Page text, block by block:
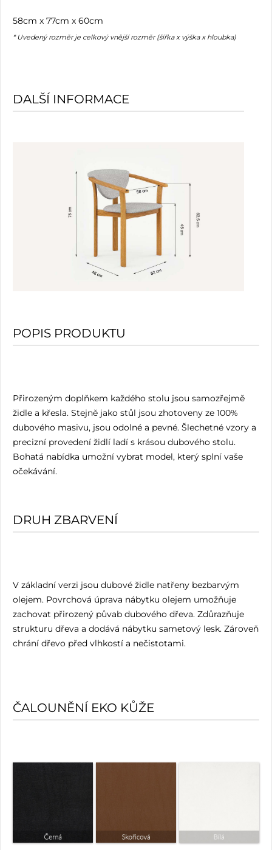
58cm x 77cm x 60cm
* Uvedený rozměr je celkový vnější rozměr (šířka x výška x hloubka)
DALŠÍ INFORMACE
POPIS PRODUKTU
Přirozeným doplňkem každého stolu jsou samozřejmě
židle a křesla. Stejně jako stůl jsou zhotoveny ze 100%
dubového masivu, jsou odolné a pevné. Šlechetné vzory a
precizní provedení židlí ladí s krásou dubového stolu.
Bohatá nabídka umožní vybrat model, který splní vaše
očekávání.
DRUH ZBARVENÍ
V základní verzi jsou dubové židle natřeny bezbarvým
olejem. Povrchová úprava nábytku olejem umožňuje
zachovat přirozený půvab dubového dřeva. Zdůrazňuje
strukturu dřeva a dodává nábytku sametový lesk. Zároveň
chrání dřevo před vlhkostí a nečistotami.
ČALOUNĚNÍ EKO KŮŽE